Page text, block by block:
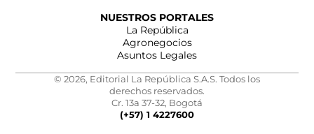
NUESTROS PORTALES
La República
Agronegocios
Asuntos Legales
© 2026, Editorial La República S.A.S. Todos los
derechos reservados.
Cr. 13a 37-32, Bogotá
(+57) 1 4227600